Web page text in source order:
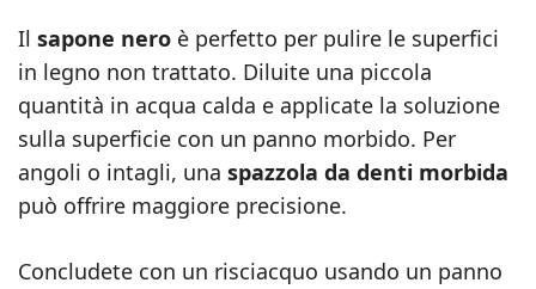
Il sapone nero è perfetto per pulire le superfici
in legno non trattato. Diluite una piccola
quantità in acqua calda e applicate la soluzione
sulla superficie con un panno morbido. Per
angoli o intagli, una spazzola da denti morbida
può offrire maggiore precisione.
Concludete con un risciacquo usando un panno